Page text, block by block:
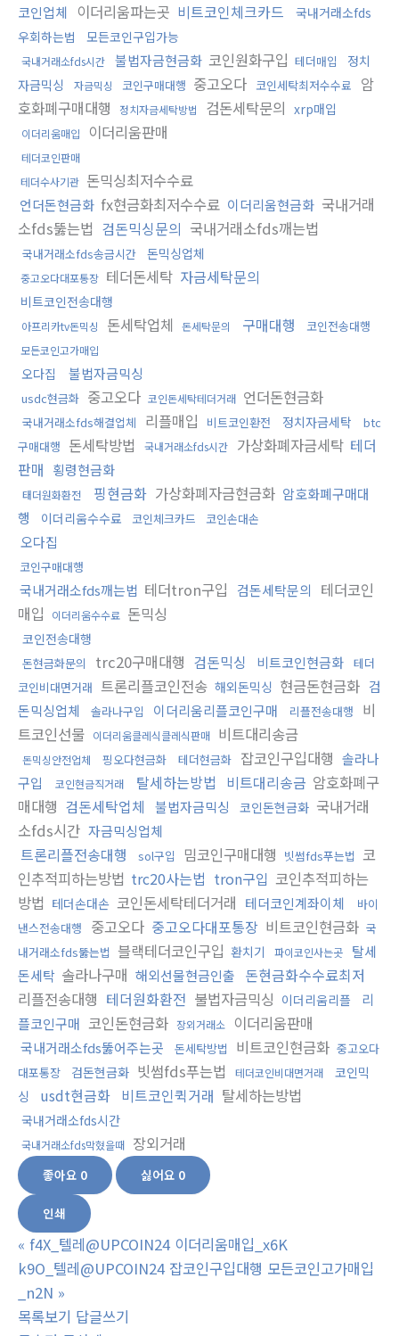
코인업체
이더리움파는곳 비트코인체크카드
국내거래소fds
우회하는법
모든코인구입가능
국내거래소fds시간 불법자금현금화 코인원화구입 테더매입
정치
자금믹싱
자금믹싱 코인구매대행 중고오다 코인세탁최저수수료
암
호화폐구매대행
정치자금세탁방법 검돈세탁문의 xrp매입
이더리움매입 이더리움판매
테더코인판매
테더수사기관 돈믹싱최저수수료
언더돈현금화 fx현금화최저수수료 이더리움현금화 국내거래
소fds뚫는법 검돈믹싱문의 국내거래소fds깨는법
국내거래소fds송금시간 돈믹싱업체
중고오다대포통장 테더돈세탁 자금세탁문의
비트코인전송대행
아프리카tv돈믹싱 돈세탁업체 돈세탁문의 구매대행 코인전송대행
모든코인고가매입
오다집 불법자금믹싱
usdc현금화 중고오다 코인돈세탁테더거래 언더돈현금화
국내거래소fds해결업체 리플매입 비트코인환전 정치자금세탁
btc
구매대행 돈세탁방법 국내거래소fds시간 가상화폐자금세탁 테더
판매 횡령현금화
태더원화환전 핑현금화 가상화폐자금현금화 암호화폐구매대
행
이더리움수수료 코인체크카드 코인손대손
오다집
코인구매대행
국내거래소fds깨는법 테더tron구입 검돈세탁문의
테더코인
매입
이더리움수수료 돈믹싱
코인전송대행
돈현금화문의 trc20구매대행 검돈믹싱 비트코인현금화 테더
코인비대면거래 트론리플코인전송 해외돈믹싱 현금돈현금화 검
돈믹싱업체
솔라나구입 이더리움리플코인구매 리플전송대행
비
트코인선물 이더리움클레식클레식판매 비트대리송금
돈믹싱안전업체 핑오다현금화 테더현금화 잡코인구입대행 솔라나
구입
코인현금직거래 탈세하는방법 비트대리송금 암호화폐구
매대행 검돈세탁업체 불법자금믹싱 코인돈현금화 국내거래
소fds시간 자금믹싱업체
트론리플전송대행 sol구입 밈코인구매대행 빗썸fds푸는법 코
인추적피하는방법 trc20사는법 tron구입 코인추적피하는
방법 테더손대손 코인돈세탁테더거래 테더코인계좌이체
바이
낸스전송대행
중고오다 중고오다대포통장 비트코인현금화 국
내거래소fds뚫는법 블랙테더코인구입 환치기 파이코인사는곳
탈세
돈세탁 솔라나구매 해외선물현금인출
돈현금화수수료최저
리플전송대행 테더원화환전 불법자금믹싱 이더리움리플
리
플코인구매 코인돈현금화 장외거래소 이더리움판매
국내거래소fds뚫어주는곳 돈세탁방법 비트코인현금화 중고오다
대포통장
검돈현금화 빗썸fds푸는법 테더코인비대면거래
코인믹
싱
usdt현금화 비트코인퀵거래 탈세하는방법
국내거래소fds시간
국내거래소fds막혔을때 장외거래
좋아요 0 싫어요 0
인쇄
« f4X_텔레@UPCOIN24 이더리움매입_x6K
k9O_텔레@UPCOIN24 잡코인구입대행 모든코인고가매입
_n2N »
목록보기 답글쓰기